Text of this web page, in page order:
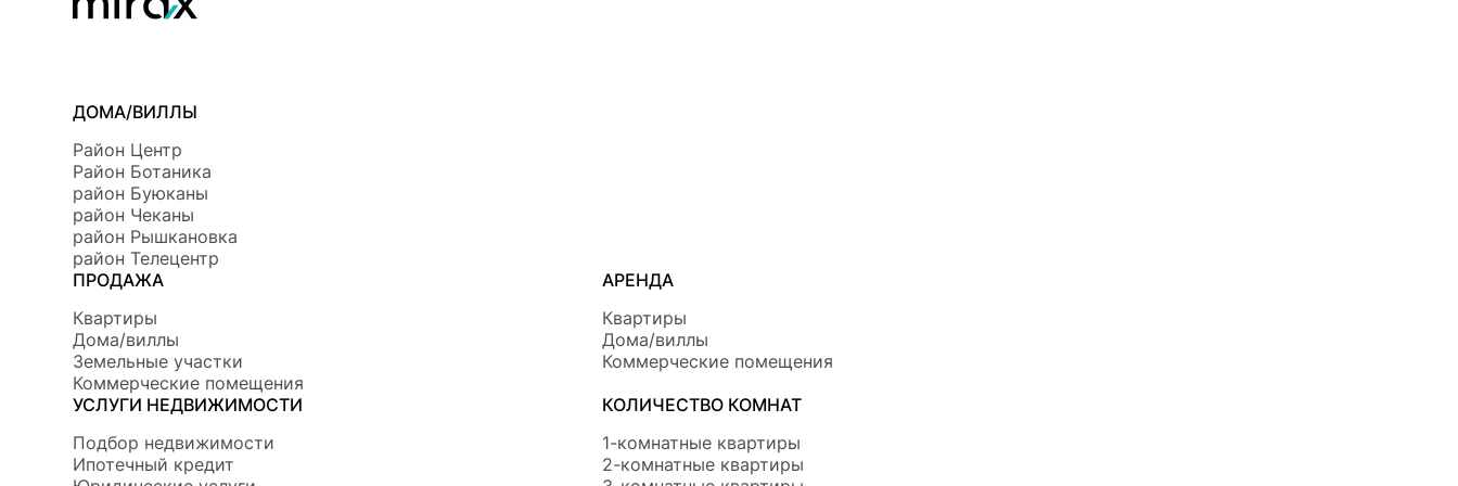
ДОМА/ВИЛЛЫ
Район Центр
Район Ботаникa
район Буюканы
район Чеканы
район Рышкановка
район Телецентр
ПРОДАЖА
Квартиры
Дома/виллы
Земельные участки
Коммерческие помещения
АРЕНДА
Квартиры
Дома/виллы
Коммерческие помещения
УСЛУГИ НЕДВИЖИМОСТИ
Подбор недвижимости
Ипотечный кредит
КОЛИЧЕСТВО КОМНАТ
1-комнатные квартиры
2-комнатные квартиры